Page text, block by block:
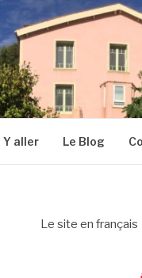
Y aller Le Blog
Le site en français